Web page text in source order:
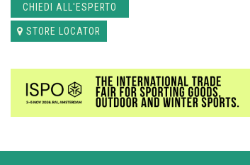
CHIEDI ALL'ESPERTO
STORE LOCATOR